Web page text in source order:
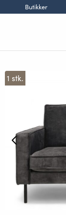
Butikker
1 stk.